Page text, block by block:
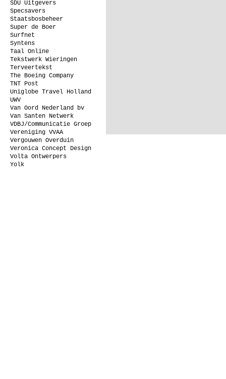
SDU Uitgevers
Specsavers
Staatsbosbeheer
Super de Boer
Surfnet
Syntens
Taal Online
Tekstwerk Wieringen
Terveertekst
The Boeing Company
TNT Post
Uniglobe Travel Holland
UWV
Van Oord Nederland bv
Van Santen Netwerk
VDBJ/Communicatie Groep
Vereniging VVAA
Vergouwen Overduin
Veronica Concept Design
Volta Ontwerpers
Yolk